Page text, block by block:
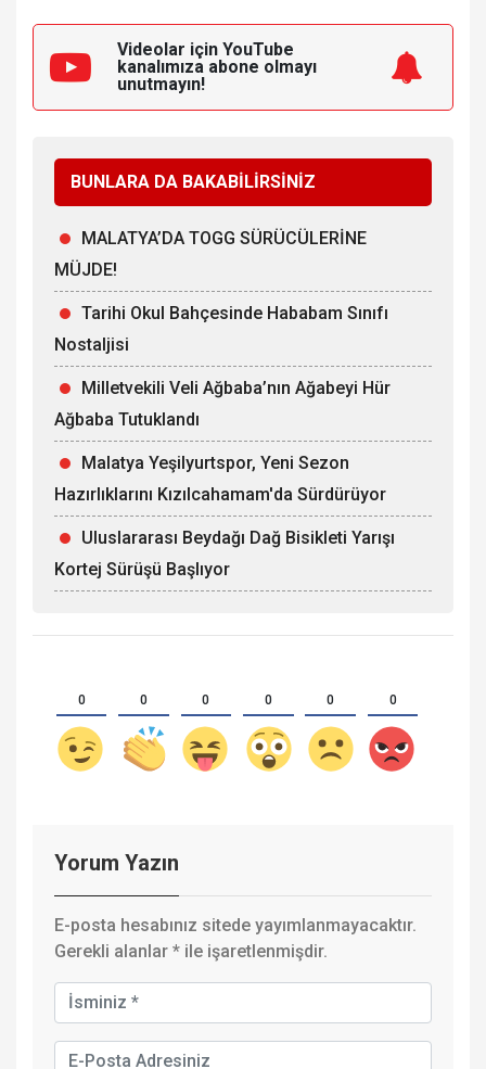
Videolar için YouTube
kanalımıza abone olmayı
unutmayın!
BUNLARA DA BAKABİLİRSİNİZ
MALATYA’DA TOGG SÜRÜCÜLERİNE
MÜJDE!
Tarihi Okul Bahçesinde Hababam Sınıfı
Nostaljisi
Milletvekili Veli Ağbaba’nın Ağabeyi Hür
Ağbaba Tutuklandı
Malatya Yeşilyurtspor, Yeni Sezon
Hazırlıklarını Kızılcahamam'da Sürdürüyor
Uluslararası Beydağı Dağ Bisikleti Yarışı
Kortej Sürüşü Başlıyor
0 0 0 0 0 0
Yorum Yazın
E-posta hesabınız sitede yayımlanmayacaktır.
Gerekli alanlar * ile işaretlenmişdir.